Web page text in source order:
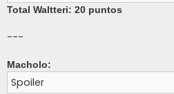
Total Waltteri: 20 puntos
---
Macholo:
Spoiler